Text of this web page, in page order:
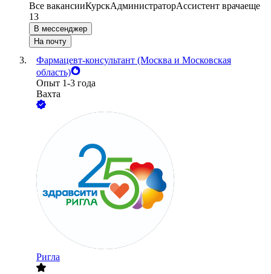
Все вакансииКурскАдминистраторАссистент врачаеще
13
В мессенджер
На почту
Фармацевт-консультант (Москва и Московская
область)
Опыт 1-3 года
Вахта
Ригла